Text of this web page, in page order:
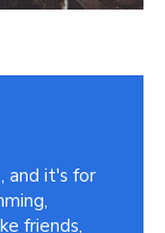
and it's for
friends,